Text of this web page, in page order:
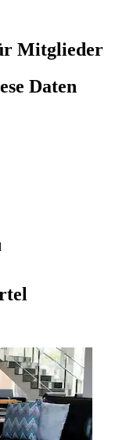
Mitglieder
Daten